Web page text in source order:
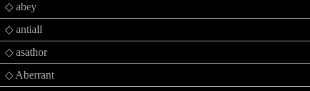
◇ abey
◇ antiall
◇ asathor
◇ Aberrant